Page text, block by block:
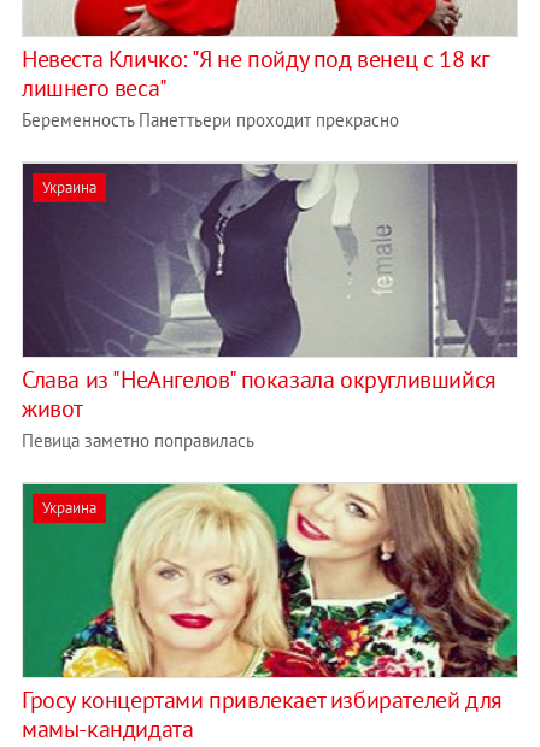
Невеста Кличко: "Я не пойду под венец с 18 кг
лишнего веса"
Беременность Панеттьери проходит прекрасно
Украина
Слава из "НеАнгелов" показала округлившийся
живот
Певица заметно поправилась
Украина
Гросу концертами привлекает избирателей для
мамы-кандидата